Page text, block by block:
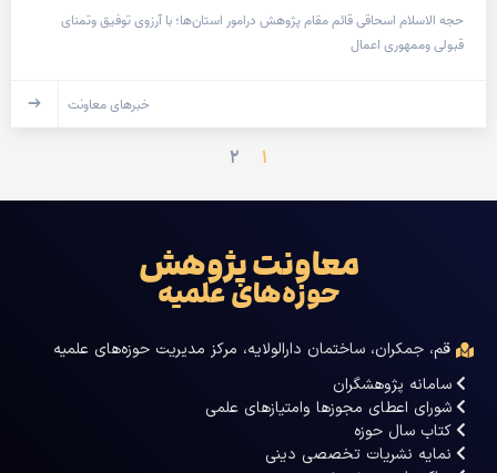
حجه الاسلام اسحاقی قائم مقام پژوهش درامور استان‌ها؛ با آرزوی توفیق وتمنای
قبولی وممهوری اعمال
خبرهای معاونت
۱ ۲
معاونت پژوهش
حوزه‌های علمیه
قم، جمکران، ساختمان دارالولایه، مرکز مدیریت حوزه‌های علمیه
سامانه پژوهشگران
شورای اعطای مجوزها وامتیازهای علمی
کتاب سال حوزه
نمایه نشریات تخصصی دینی